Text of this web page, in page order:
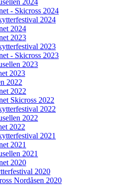
2024
- Skicross 2024
2024
2024
2023
2023
- Skicross 2023
2023
2023
2022
2022
Skicross 2022
2022
2022
2022
2021
2021
2021
2020
2020
Nordåsen 2020